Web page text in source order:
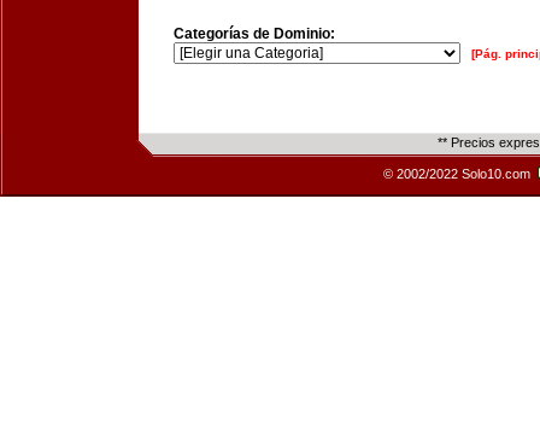
Categorías de Dominio:
[Pág.
** Precios
© 2002/2022 Solo10.com